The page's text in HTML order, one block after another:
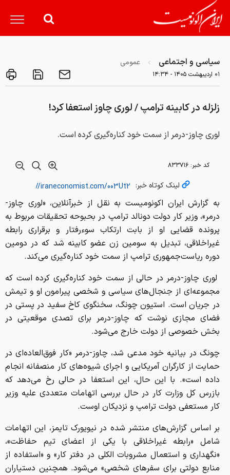
سیاسی و اجتماعی عمومی
۰۱ ارديبهشت ۱۴۰۵ - ۱۴:۳۴
زلزله در کابینه ترامپ / لوری چاوز استعفا کرد!
لوری چاوز-درمر از سمت خود کناره‌گیری کرده است.
کد خبر: ۸۳۳۷۱۶
لینک کوتاه خبر:
به گزارش ایران اکونومیست به نقل از خبرآنلاین، «لوری چاوز-
درمر»، وزیر کار دولت دونالد ترامپ در بحبوحه تحقیقات مربوط به
پرونده قضایی او از بابت ارتکاب سوءرفتار و برقراری رابطه
غیراخلاقی، تبدیل به سومین زن عضو کابینه شد که در دومین
دوره ریاست‌جمهوری ترامپ از سمت خود کناره‌گیری می‌کند.
لوری چاوز-درمر در حالی از سمت خود کناره‌گیری کرده است که
مجموعه‌ای از جنجال‌های سیاسی و شخصی پیرامون او و تیمش
در جریان است. استیون چونگ، سخنگوی کاخ سفید در پستی در
فضای مجازی نوشت که چاوز-درمر برای تصدی موقعیتی در
بخش خصوصی از دولت خارج می‌شود.
چونگ در بیانیه خود مدعی شد، چاوز-درمر «کار فوق‌العاده‌ای در
حمایت از کارگران آمریکایی و اجرای شیوه‌های کار منصفانه انجام
داده است». با این حال، این استعفا در حالی رخ می‌دهد که
بازرس کل وزارت کار در حال بررسی اتهامات متعددی علیه وزیر
کار مستعفی دولت ترامپ و نزدیکان اوست.
بر اساس گزارش‌های منتشر شده در نیویورک تایمز، این اتهامات
شامل «رابطه غیراخلاقی با یکی از اعضای تیم حفاظت»،
«نگهداری و استعمال مشروبات الکلی در دفتر کار» و «استفاده از
منابع دولتی برای سفرهای شخصی» می‌شود. همچنین دستیاران